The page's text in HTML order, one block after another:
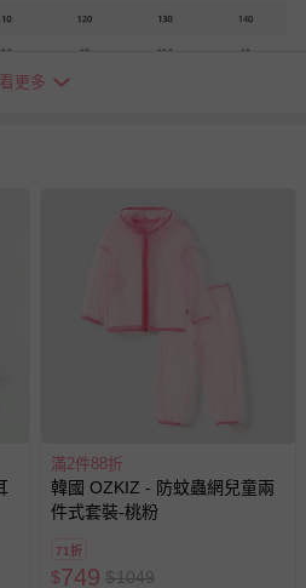
實際尺寸會因布料彈性、水洗、
位孩童發育情形不同，請參考模
洗。
互相染色，請分開或單獨洗滌，
劑。浸泡時間不宜過長。
身較為細緻，建議翻面後以冷水
滌。如需機洗，請務必將衣服翻
以免刮損圖樣。（若衣物標籤上
機洗、乾洗）
看更多
滿2件88折
韓國 OZKIZ - 防蚊蟲網兒童兩
件式套裝-桃粉
71折
$749 $1049